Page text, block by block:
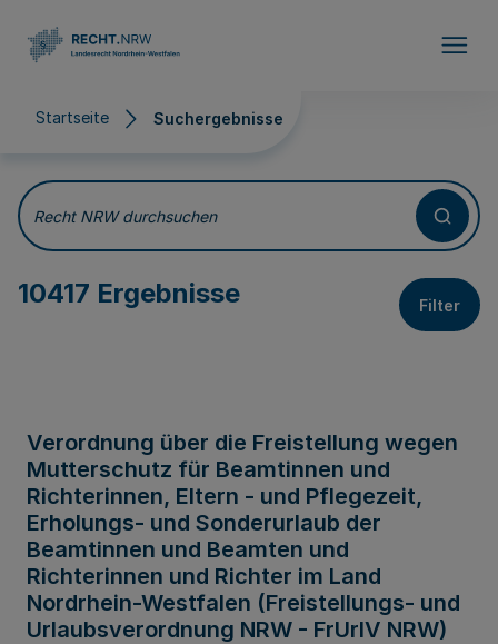
Startseite Suchergebnisse
Suchergebnisse
Recht NRW durchsuchen
10417 Ergebnisse Filter
Verordnung über die Freistellung wegen
Mutterschutz für Beamtinnen und
Richterinnen, Eltern - und Pflegezeit,
Erholungs- und Sonderurlaub der
Beamtinnen und Beamten und
Richterinnen und Richter im Land
Nordrhein-Westfalen (Freistellungs- und
Urlaubsverordnung NRW - FrUrlV NRW)